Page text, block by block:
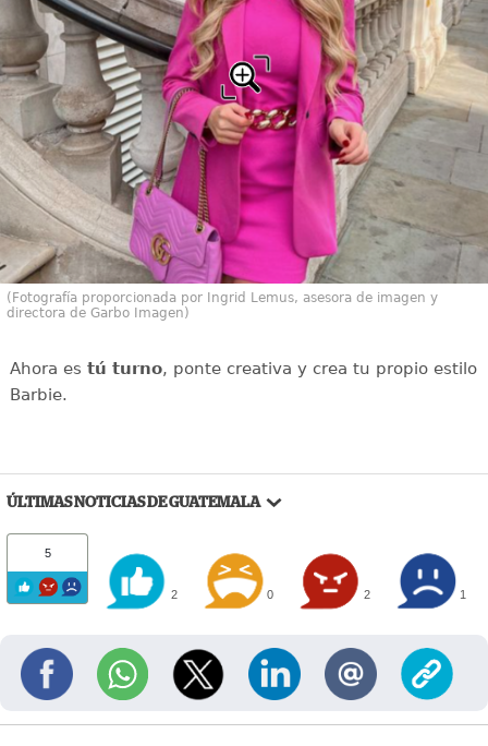
(Fotografía proporcionada por Ingrid Lemus, asesora de imagen y
directora de Garbo Imagen)
Ahora es tú turno, ponte creativa y crea tu propio estilo
Barbie.
ÚLTIMAS NOTICIAS DE GUATEMALA
5
2 0 2 1